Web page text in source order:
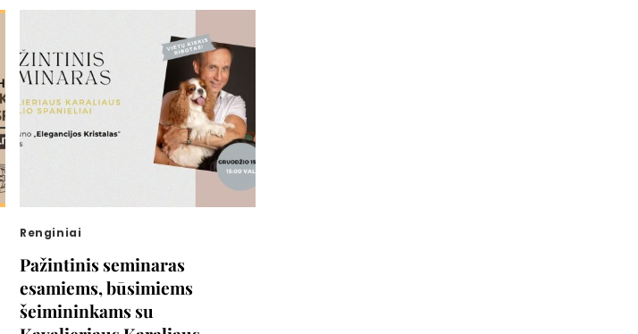
Renginiai
Pažintinis seminaras
esamiems, būsimiems
šeimininkams su